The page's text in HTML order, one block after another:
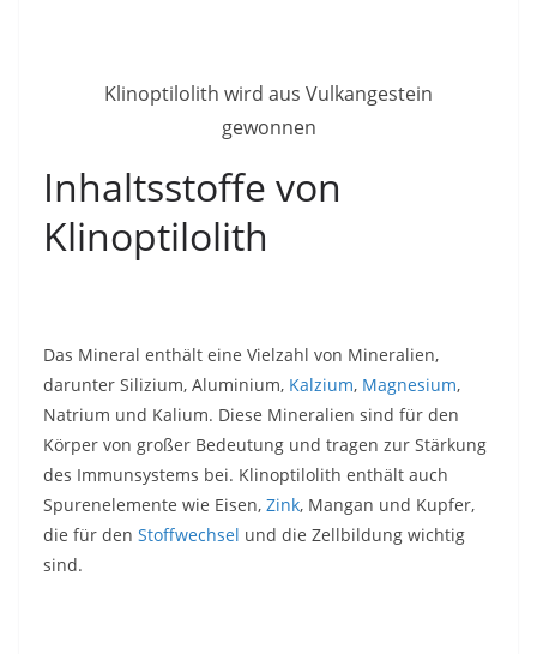
Klinoptilolith wird aus Vulkangestein
gewonnen
Inhaltsstoffe von
Klinoptilolith
Das Mineral enthält eine Vielzahl von Mineralien,
darunter Silizium, Aluminium, Kalzium, Magnesium,
Natrium und Kalium. Diese Mineralien sind für den
Körper von großer Bedeutung und tragen zur Stärkung
des Immunsystems bei. Klinoptilolith enthält auch
Spurenelemente wie Eisen, Zink, Mangan und Kupfer,
die für den Stoffwechsel und die Zellbildung wichtig
sind.